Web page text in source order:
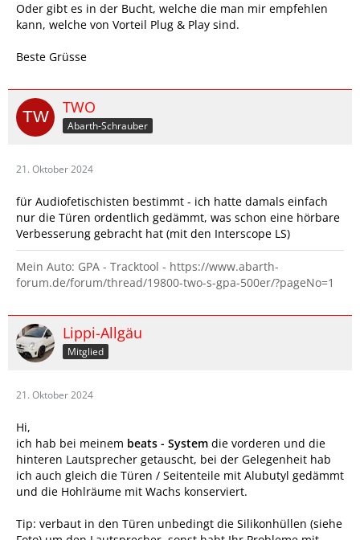
Oder gibt es in der Bucht, welche die man mir empfehlen
kann, welche von Vorteil Plug & Play sind.
Beste Grüsse
TWO
Abarth-Schrauber
21. Oktober 2024
für Audiofetischisten bestimmt - ich hatte damals einfach
nur die Türen ordentlich gedämmt, was schon eine hörbare
Verbesserung gebracht hat (mit den Interscope LS)
Mein Auto: GPA - Tracktool - https://www.abarth-
forum.de/forum/thread/19800-two-s-gpa-500er/?pageNo=1
Lippi-Allgäu
Mitglied
21. Oktober 2024
Hi,
ich hab bei meinem beats - System die vorderen und die
hinteren Lautsprecher getauscht, bei der Gelegenheit hab
ich auch gleich die Türen / Seitenteile mit Alubutyl gedämmt
und die Hohlräume mit Wachs konserviert.
Tip: verbaut in den Türen unbedingt die Silikonhüllen (siehe